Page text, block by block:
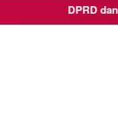
DPRD dan Pemkot